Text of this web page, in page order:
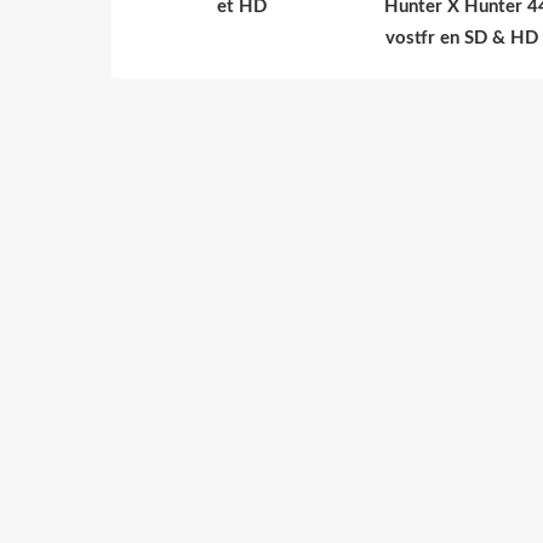
et HD
Hunter X Hunter
vostfr en SD & HD